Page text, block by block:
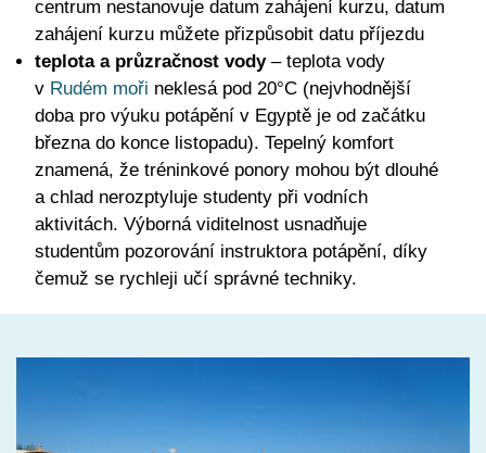
centrum nestanovuje datum zahájení kurzu, datum
zahájení kurzu můžete přizpůsobit datu příjezdu
teplota a průzračnost vody– teplota vody
v Rudém moři neklesá pod 20°C (nejvhodnější
doba pro výuku potápění v Egyptě je od začátku
března do konce listopadu). Tepelný komfort
znamená, že tréninkové ponory mohou být dlouhé
a chlad nerozptyluje studenty při vodních
aktivitách. Výborná viditelnost usnadňuje
studentům pozorování instruktora potápění, díky
čemuž se rychleji učí správné techniky.